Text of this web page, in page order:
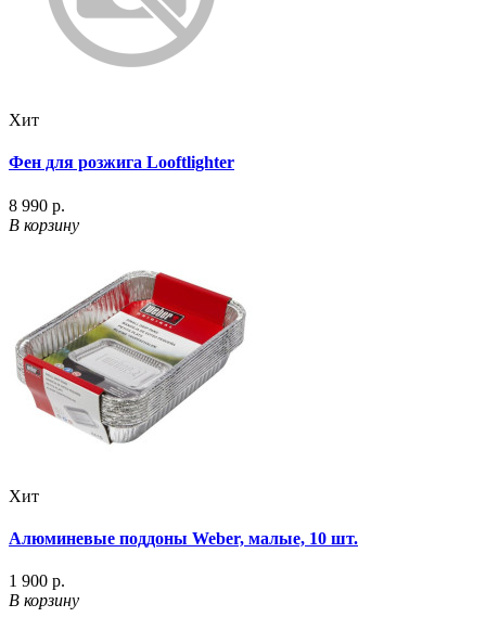
Хит
Фен для розжига Looftlighter
8 990 р.
В корзину
Хит
Алюминевые поддоны Weber, малые, 10 шт.
1 900 р.
В корзину